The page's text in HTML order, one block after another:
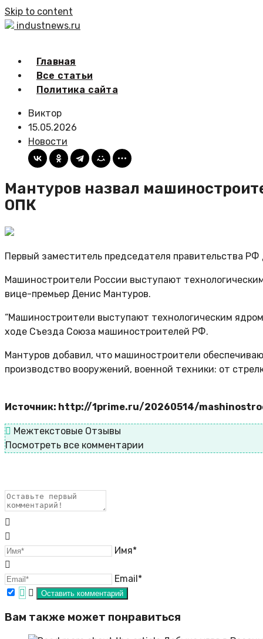
Skip to content
industnews.ru
Главная
Все статьи
Политика сайта
Виктор
15.05.2026
Новости
Мантуров назвал
ОПК
Первый заместитель председателя правительства
Машиностроители России выступают
вице-премьер Денис Мантуров.
“Машиностроители выступают технологическим
ходе Съезда Союза машиностроителей РФ.
Мантуров добавил, что машиностроители
производство вооружений, военной техники: от
Источник: http://1prime.ru/20260514/
Межтекстовые Отзывы
Посмотреть все комментарии
Имя*
Email*
Вам также может понравиться